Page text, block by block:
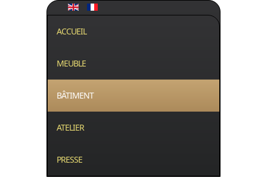
ACCUEIL
MEUBLE
BÂTIMENT
ATELIER
PRESSE